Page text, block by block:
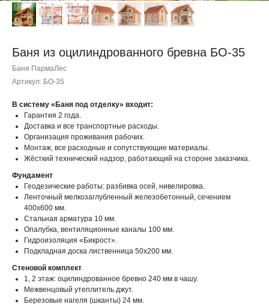
Баня из оцилиндрованного бревна БО-35
Баня ПармаЛес
Артикул: БО-35
В систему «Баня под отделку» входит:
Гарантия 2 года.
Доставка и все транспортные расходы.
Организация проживания рабочих.
Монтаж, все расходные и сопутствующие материалы.
Жёсткий технический надзор, работающий на стороне заказчика.
Фундамент
Геодезические работы: разбивка осей, нивелировка.
Ленточный мелкозаглубленный железобетонный, сечением
400х600 мм.
Стальная арматура 10 мм.
Опалубка, вентиляционные каналы 100 мм.
Гидроизоляция «Бикрост».
Подкладная доска лиственница 50х200 мм.
Стеновой комплект
1, 2 этаж: оцилиндрованное бревно 240 мм в чашу.
Межвенцовый утеплитель джут.
Березовые нагеля (шканты) 24 мм.